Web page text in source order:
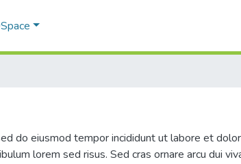
do eiusmod tempor incididunt ut labore et
lorem sed risus. Sed cras ornare arcu dui